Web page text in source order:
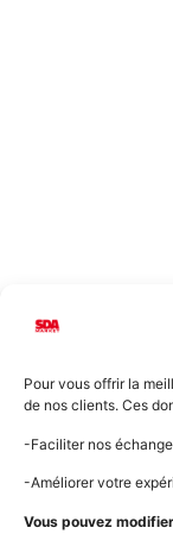
Pour vous offrir la
de nos clients. Ces
-Faciliter nos
-Améliorer votre
Vous pouvez